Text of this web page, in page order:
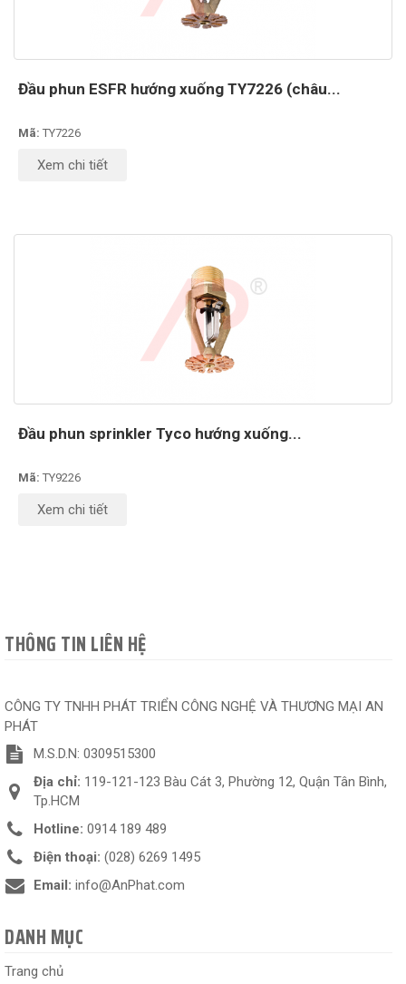
Đầu phun ESFR hướng xuống TY7226 (châu...
Mã: TY7226
Xem chi tiết
Đầu phun sprinkler Tyco hướng xuống...
Mã: TY9226
Xem chi tiết
THÔNG TIN LIÊN HỆ
CÔNG TY TNHH PHÁT TRIỂN CÔNG NGHỆ VÀ THƯƠNG MẠI AN
PHÁT
M.S.D.N: 0309515300
Địa chỉ: 119-121-123 Bàu Cát 3, Phường 12, Quận Tân Bình,
Tp.HCM
Hotline: 0914 189 489
Điện thoại: (028) 6269 1495
Email: info@AnPhat.com
DANH MỤC
Trang chủ